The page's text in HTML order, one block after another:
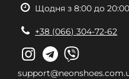
Щодня з 8:00 до 20:00
+38 (066) 304-72-62